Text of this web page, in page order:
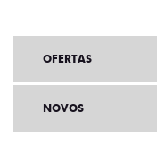
OFERTAS
NOVOS